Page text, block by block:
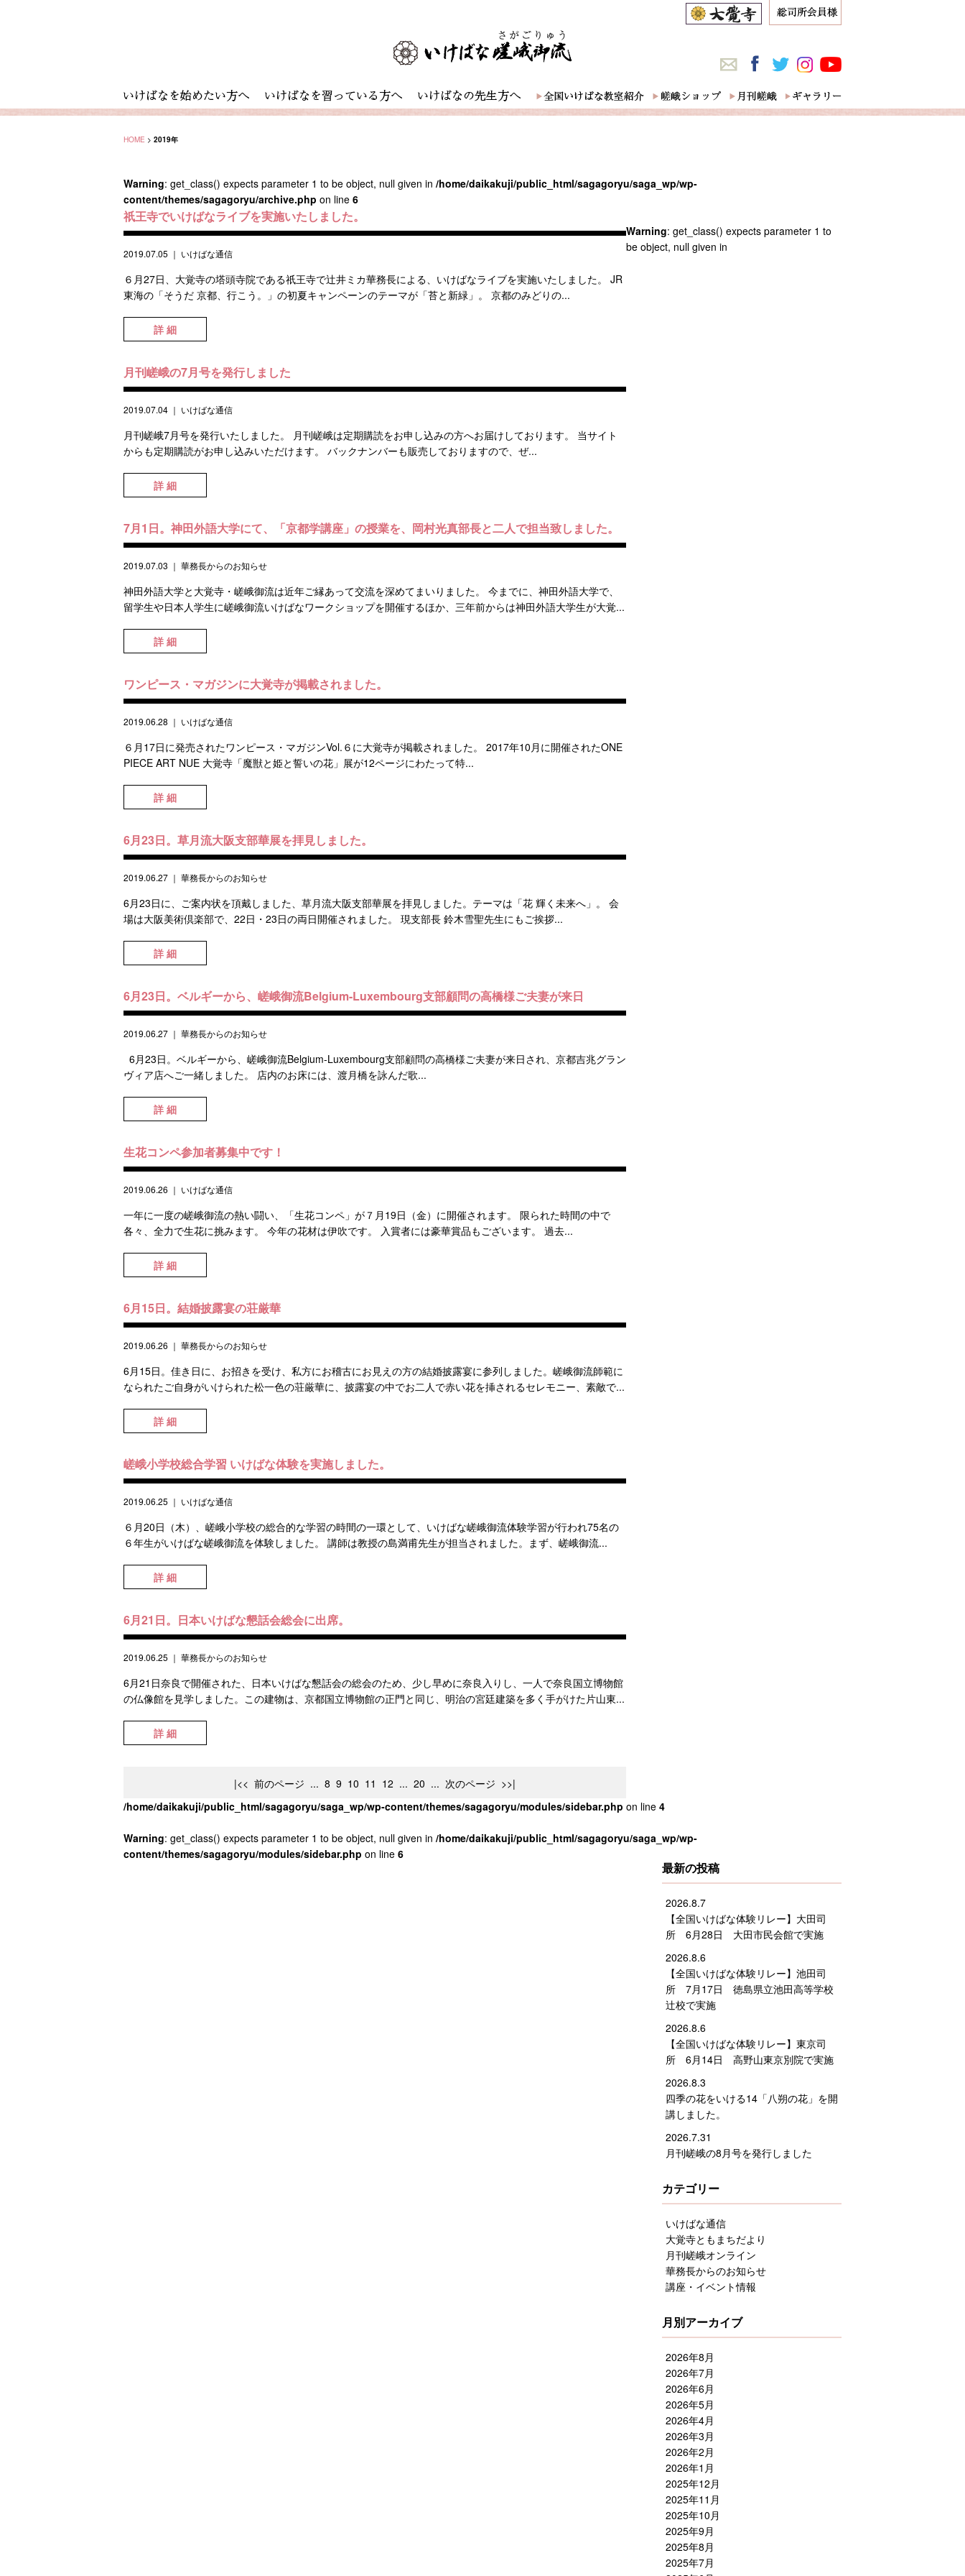
HOME > 2019年
Warning: get_class() expects parameter 1 to be object, null given in /home/daikakuji/public_html/sagagoryu/saga_wp/wp-
content/themes/sagagoryu/archive.php on line 6
祇王寺でいけばなライブを実施いたしました。
2019.07.05 ｜ いけばな通信
６月27日、大覚寺の塔頭寺院である祇王寺で辻󠄀井ミカ華務長による、いけばなライブを実施いたしました。 JR
東海の「そうだ 京都、行こう。」の初夏キャンペーンのテーマが「苔と新緑」。 京都のみどりの...
詳 細
月刊嵯峨の7月号を発行しました
2019.07.04 ｜ いけばな通信
月刊嵯峨7月号を発行いたしました。 月刊嵯峨は定期購読をお申し込みの方へお届けしております。 当サイト
からも定期購読がお申し込みいただけます。 バックナンバーも販売しておりますので、ぜ...
詳 細
7月1日。神田外語大学にて、「京都学講座」の授業を、岡村光真部長と二人で担当致しました。
2019.07.03 ｜ 華務長からのお知らせ
神田外語大学と大覚寺・嵯峨御流は近年ご縁あって交流を深めてまいりました。 今までに、神田外語大学で、
留学生や日本人学生に嵯峨御流いけばなワークショップを開催するほか、三年前からは神田外語大学生が大覚...
詳 細
ワンピース・マガジンに大覚寺が掲載されました。
2019.06.28 ｜ いけばな通信
６月17日に発売されたワンピース・マガジンVol.６に大覚寺が掲載されました。 2017年10月に開催されたONE
PIECE ART NUE 大覚寺「魔獣と姫と誓いの花」展が12ページにわたって特...
詳 細
6月23日。草月流大阪支部華展を拝見しました。
2019.06.27 ｜ 華務長からのお知らせ
6月23日に、ご案内状を頂戴しました、草月流大阪支部華展を拝見しました。テーマは「花 輝く未来へ」。 会
場は大阪美術倶楽部で、22日・23日の両日開催されました。 現支部長 鈴木雪聖先生にもご挨拶...
詳 細
6月23日。ベルギーから、嵯峨御流Belgium-Luxembourg支部顧問の高橋様ご夫妻が来日
2019.06.27 ｜ 華務長からのお知らせ
6月23日。ベルギーから、嵯峨御流Belgium-Luxembourg支部顧問の高橋様ご夫妻が来日され、京都吉兆グラン
ヴィア店へご一緒しました。 店内のお床には、渡月橋を詠んだ歌...
詳 細
生花コンペ参加者募集中です！
2019.06.26 ｜ いけばな通信
一年に一度の嵯峨御流の熱い闘い、「生花コンペ」が７月19日（金）に開催されます。 限られた時間の中で
各々、全力で生花に挑みます。 今年の花材は伊吹です。 入賞者には豪華賞品もございます。 過去...
詳 細
6月15日。結婚披露宴の荘厳華
2019.06.26 ｜ 華務長からのお知らせ
6月15日。佳き日に、お招きを受け、私方にお稽古にお見えの方の結婚披露宴に参列しました。嵯峨御流師範に
なられたご自身がいけられた松一色の荘厳華に、披露宴の中でお二人で赤い花を挿されるセレモニー、素敵で...
詳 細
嵯峨小学校総合学習 いけばな体験を実施しました。
2019.06.25 ｜ いけばな通信
６月20日（木）、嵯峨小学校の総合的な学習の時間の一環として、いけばな嵯峨御流体験学習が行われ75名の
６年生がいけばな嵯峨御流を体験しました。 講師は教授の島満甫先生が担当されました。まず、嵯峨御流...
詳 細
6月21日。日本いけばな懇話会総会に出席。
2019.06.25 ｜ 華務長からのお知らせ
6月21日奈良で開催された、日本いけばな懇話会の総会のため、少し早めに奈良入りし、一人で奈良国立博物館
の仏像館を見学しました。この建物は、京都国立博物館の正門と同じ、明治の宮廷建築を多く手がけた片山東...
詳 細
|<< 前のページ ... 8 9 10 11 12 ... 20 ... 次のページ >>|
Warning: get_class() expects parameter 1 to
be object, null given in
/home/daikakuji/public_html/sagagoryu/saga_wp/wp-content/themes/sagagoryu/modules/sidebar.php on line 4
Warning: get_class() expects parameter 1 to be object, null given in /home/daikakuji/public_html/sagagoryu/saga_wp/wp-
content/themes/sagagoryu/modules/sidebar.php on line 6
最新の投稿
2026.8.7
【全国いけばな体験リレー】大田司
所 6月28日 大田市民会館で実施
2026.8.6
【全国いけばな体験リレー】池田司
所 7月17日 徳島県立池田高等学校
辻校で実施
2026.8.6
【全国いけばな体験リレー】東京司
所 6月14日 高野山東京別院で実施
2026.8.3
四季の花をいける14「八朔の花」を開
講しました。
2026.7.31
月刊嵯峨の8月号を発行しました
カテゴリー
いけばな通信
大覚寺ともまちだより
月刊嵯峨オンライン
華務長からのお知らせ
講座・イベント情報
月別アーカイブ
2026年8月
2026年7月
2026年6月
2026年5月
2026年4月
2026年3月
2026年2月
2026年1月
2025年12月
2025年11月
2025年10月
2025年9月
2025年8月
2025年7月